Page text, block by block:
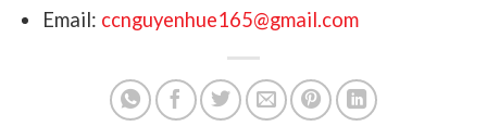
Email: ccnguyenhue165@gmail.com